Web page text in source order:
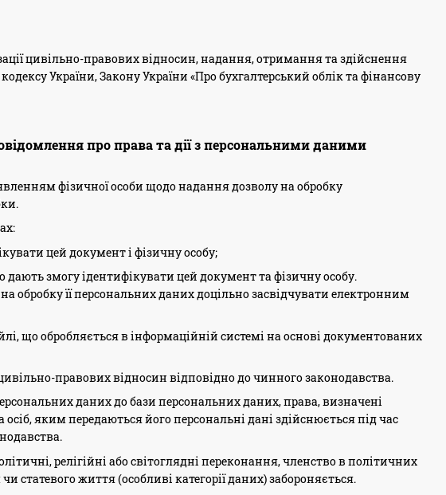
цивільно-правових відносин, надання, отримання та здійснення
України, Закону України «Про бухгалтерський облік та фінансову
про права та дії з персональними даними
фізичної особи щодо надання дозволу на обробку
цей документ і фізичну особу;
змогу ідентифікувати цей документ та фізичну особу.
обробку її персональних даних доцільно засвідчувати електронним
що обробляється в інформаційній системі на основі документованих
правових відносин відповідно до чинного законодавства.
даних до бази персональних даних, права, визначені
яким передаються його персональні дані здійснюється під час
релігійні або світоглядні переконання, членство в політичних
статевого життя (особливі категорії даних) забороняється.